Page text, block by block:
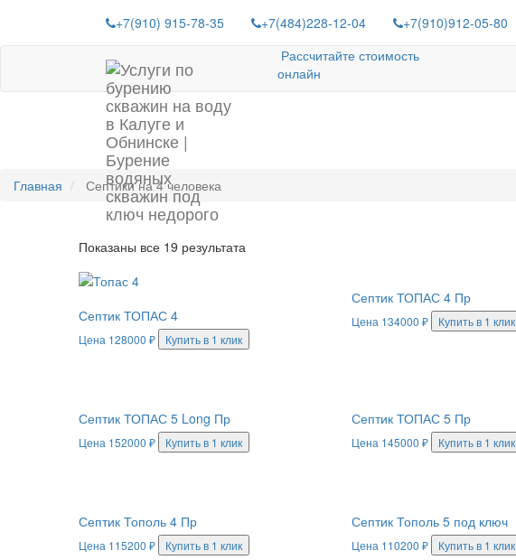
+7(910) 915-78-35 +7(484)228-12-04 +7(910)912-05-80
Рассчитайте стоимость
онлайн
СЕПТИКИ НА 4 ЧЕЛОВЕКА
Главная Септики на 4 человека
Показаны все 19 результата
Септик ТОПАС 4
Цена 128000 ₽ Купить в 1 клик
Септик ТОПАС 4 Пр
Цена 134000₽ Купить в 1 клик
Септик ТОПАС 5 Long Пр
Цена 152000 ₽ Купить в 1 клик
Септик ТОПАС 5 Пр
Цена 145000₽ Купить в 1 клик
Септик Тополь 4 Пр
Цена 115200 ₽ Купить в 1 клик
Септик Тополь 5 под ключ
Цена 110200₽ Купить в 1 клик